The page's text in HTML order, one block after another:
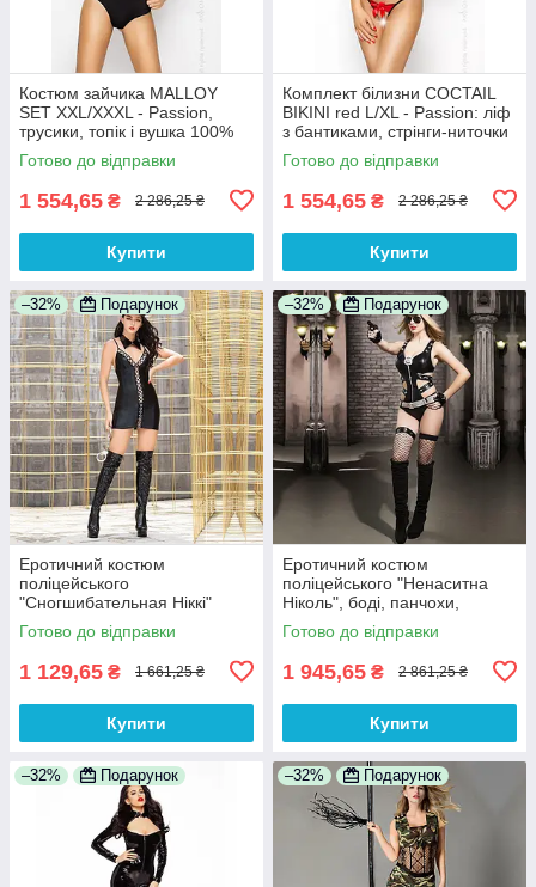
Костюм зайчика MALLOY
SET XXL/XXXL - Passion,
трусики, топік і вушка 100%
Анонімності
Готово до відправки
1 554,65 ₴ 2 286,25 ₴
Купити
Комплект білизни COCTAIL
BIKINI red L/XL - Passion: ліф
з бантиками, стрінги-ниточки
100% Анонімності
Готово до відправки
1 554,65 ₴ 2 286,25 ₴
Купити
–32% Подарунок
Еротичний костюм
поліцейського
"Сногшибательная Ніккі"
сукня трусики, кашкет, комір,
наручники 100% Анонімності
Готово до відправки
1 129,65 ₴ 1 661,25 ₴
Купити
–32% Подарунок
Еротичний костюм
поліцейського "Ненаситна
Ніколь", боді, панчохи,
кашкет, пояс, значок, пістолет
100% Анонімності
Готово до відправки
1 945,65 ₴ 2 861,25 ₴
Купити
–32% Подарунок –32% Подарунок